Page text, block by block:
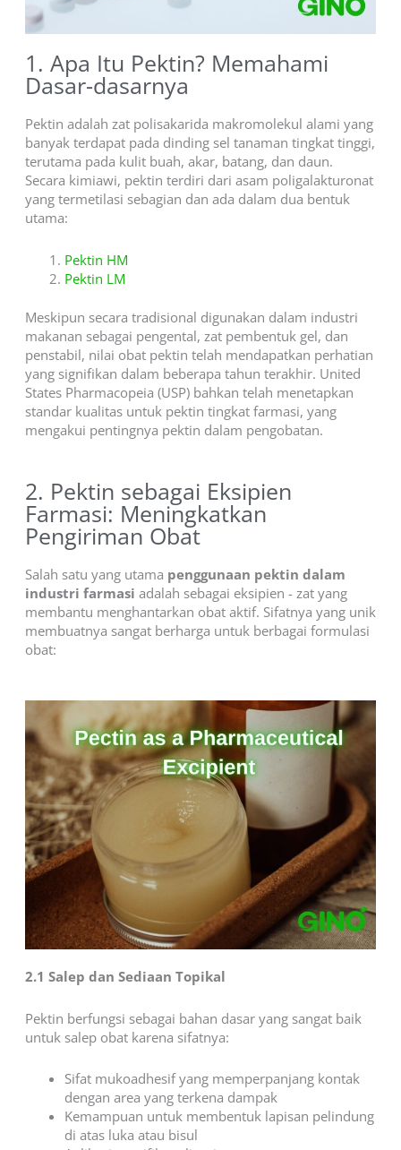
1. Apa Itu Pektin? Memahami
Dasar-dasarnya
Pektin adalah zat polisakarida makromolekul alami yang
banyak terdapat pada dinding sel tanaman tingkat tinggi,
terutama pada kulit buah, akar, batang, dan daun.
Secara kimiawi, pektin terdiri dari asam poligalakturonat
yang termetilasi sebagian dan ada dalam dua bentuk
utama:
Pektin HM
Pektin LM
Meskipun secara tradisional digunakan dalam industri
makanan sebagai pengental, zat pembentuk gel, dan
penstabil, nilai obat pektin telah mendapatkan perhatian
yang signifikan dalam beberapa tahun terakhir. United
States Pharmacopeia (USP) bahkan telah menetapkan
standar kualitas untuk pektin tingkat farmasi, yang
mengakui pentingnya pektin dalam pengobatan.
2. Pektin sebagai Eksipien
Farmasi: Meningkatkan
Pengiriman Obat
Salah satu yang utama penggunaan pektin dalam
industri farmasi adalah sebagai eksipien - zat yang
membantu menghantarkan obat aktif. Sifatnya yang unik
membuatnya sangat berharga untuk berbagai formulasi
obat:
2.1 Salep dan Sediaan Topikal
Pektin berfungsi sebagai bahan dasar yang sangat baik
untuk salep obat karena sifatnya:
Sifat mukoadhesif yang memperpanjang kontak
dengan area yang terkena dampak
Kemampuan untuk membentuk lapisan pelindung
di atas luka atau bisul